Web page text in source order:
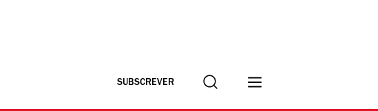
SUBSCREVER Procurar